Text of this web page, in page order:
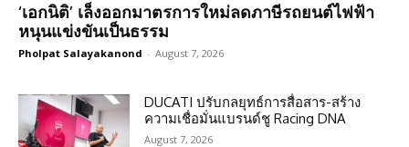
‘เอกนิติ’ เล็งออกมาตรการใหม่ลดภาษีรถยนต์ไฟฟ้า
หนุนแข่งขันเป็นธรรม
Pholpat Salayakanond - August 7, 2026
DUCATI ปรับกลยุทธ์การสื่อสาร-สร้าง
ความเชื่อมั่นแบรนด์ชู Racing DNA
August 7, 2026